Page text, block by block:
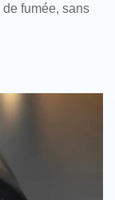
fumée, sans